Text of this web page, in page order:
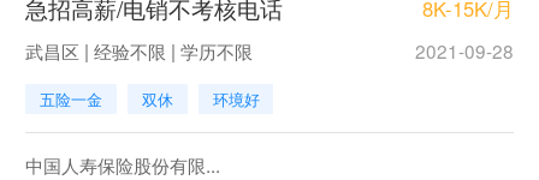
急招高薪/电销不考核电话 8K-15K/月
武昌区 | 经验不限 | 学历不限 2021-09-28
五险一金 双休 环境好
中国人寿保险股份有限...